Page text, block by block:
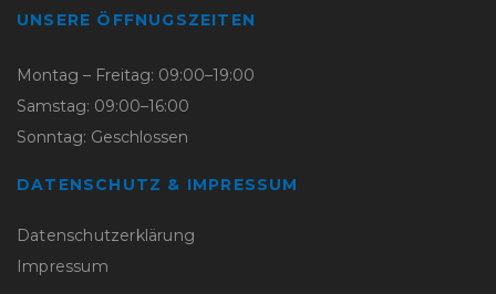
UNSERE ÖFFNUGSZEITEN
Montag – Freitag: 09:00–19:00
Samstag: 09:00–16:00
Sonntag: Geschlossen
DATENSCHUTZ & IMPRESSUM
Datenschutzerklärung
Impressum